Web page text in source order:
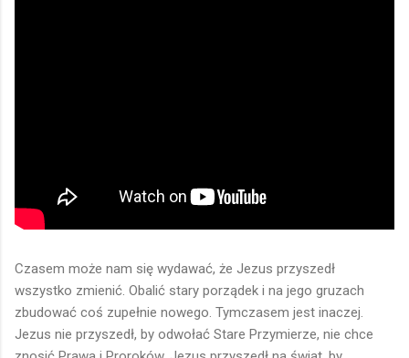
Czasem może nam się wydawać, że Jezus przyszedł
wszystko zmienić. Obalić stary porządek i na jego gruzach
zbudować coś zupełnie nowego. Tymczasem jest inaczej.
Jezus nie przyszedł, by odwołać Stare Przymierze, nie chce